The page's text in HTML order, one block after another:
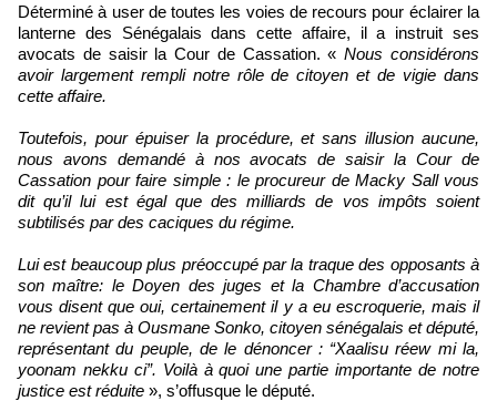
Déterminé à user de toutes les voies de recours pour éclairer la
lanterne des Sénégalais dans cette affaire, il a instruit ses
avocats de saisir la Cour de Cassation. «Nous considérons
avoir largement rempli notre rôle de citoyen et de vigie dans
cette affaire.
Toutefois, pour épuiser la procédure, et sans illusion aucune,
nous avons demandé à nos avocats de saisir la Cour de
Cassation pour faire simple : le procureur de Macky Sall vous
dit qu’il lui est égal que des milliards de vos impôts soient
subtilisés par des caciques du régime.
Lui est beaucoup plus préoccupé par la traque des opposants à
son maître: le Doyen des juges et la Chambre d’accusation
vous disent que oui, certainement il y a eu escroquerie, mais il
ne revient pas à Ousmane Sonko, citoyen sénégalais et député,
représentant du peuple, de le dénoncer : “Xaalisu réew mi la,
yoonam nekku ci”. Voilà à quoi une partie importante de notre
justice est réduite », s’offusque le député.